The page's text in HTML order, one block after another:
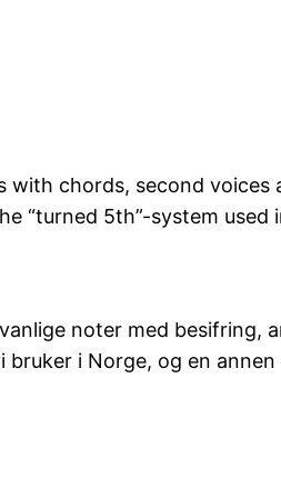
with chords, second
“turned 5th”-system used
noter med besifring,
i Norge, og en